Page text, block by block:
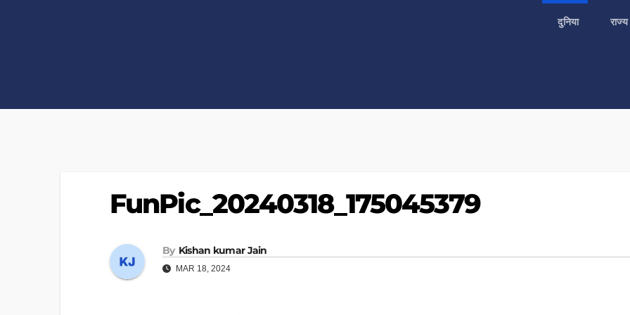
दुनिया राज्य
FunPic_20240318_175045379
By Kishan kumar Jain
MAR 18, 2024